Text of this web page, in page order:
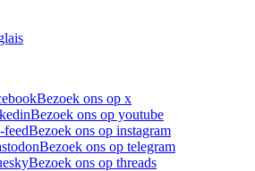
Bezoek ons op x
Bezoek ons op youtube
feedBezoek ons op instagram
Bezoek ons op telegram
Bezoek ons op threads